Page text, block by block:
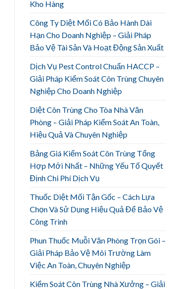
Kho Hàng
Công Ty Diệt Mối Có Bảo Hành Dài
Hạn Cho Doanh Nghiệp – Giải Pháp
Bảo Vệ Tài Sản Và Hoạt Động Sản Xuất
Dịch Vụ Pest Control Chuẩn HACCP –
Giải Pháp Kiểm Soát Côn Trùng Chuyên
Nghiệp Cho Doanh Nghiệp
Diệt Côn Trùng Cho Tòa Nhà Văn
Phòng – Giải Pháp Kiểm Soát An Toàn,
Hiệu Quả Và Chuyên Nghiệp
Bảng Giá Kiểm Soát Côn Trùng Tổng
Hợp Mới Nhất – Những Yếu Tố Quyết
Định Chi Phí Dịch Vụ
Thuốc Diệt Mối Tận Gốc – Cách Lựa
Chọn Và Sử Dụng Hiệu Quả Để Bảo Vệ
Công Trình
Phun Thuốc Muỗi Văn Phòng Trọn Gói –
Giải Pháp Bảo Vệ Môi Trường Làm
Việc An Toàn, Chuyên Nghiệp
Kiểm Soát Côn Trùng Nhà Xưởng – Giải